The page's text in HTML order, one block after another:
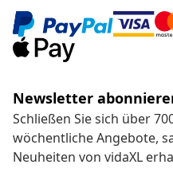
Newsletter
Schließen Sie sich über
wöchentliche Angebote,
Neuheiten von vidaXL